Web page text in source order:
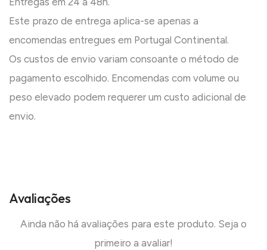
Este prazo de entrega aplica-se apenas a
encomendas entregues em Portugal Continental.
Os custos de envio variam consoante o método de
pagamento escolhido. Encomendas com volume ou
peso elevado podem requerer um custo adicional de
envio.
Avaliações
Ainda não há avaliações para este produto. Seja o
primeiro a avaliar!